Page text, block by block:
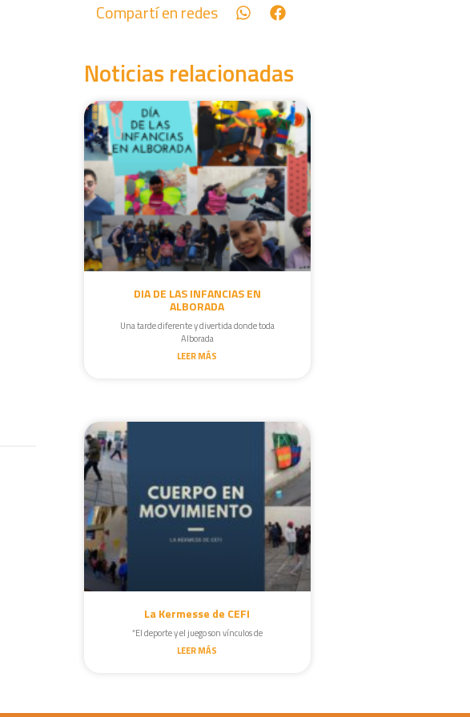
Compartí en redes
Noticias relacionadas
DIA DE LAS INFANCIAS EN
ALBORADA
Una tarde diferente y divertida donde toda
Alborada
LEER MÁS
La Kermesse de CEFI
“El deporte y el juego son vínculos de
LEER MÁS